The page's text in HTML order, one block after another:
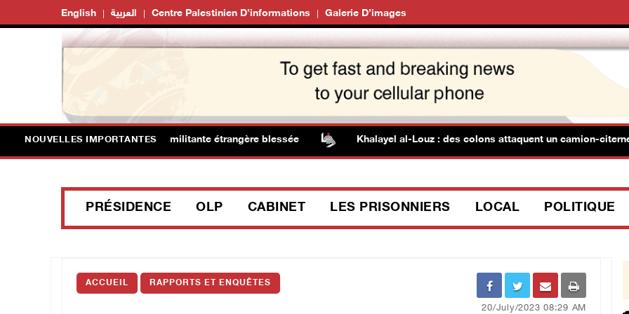
English العربية Centre Palestinien D’informations Galerie D’images
NOUVELLES IMPORTANTES
colons à Ramallah : une militante étrangère blessée Khalayel al-Louz : des colons attaquent un camion-citerne sous
PRÉSIDENCE OLP CABINET LES PRISONNIERS LOCAL POLITIQUE
ACCUEIL RAPPORTS ET ENQUÊTES
20/July/2023 08:29 AM